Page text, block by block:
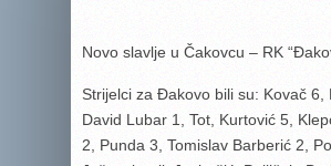
Novo slavlje u Čakovcu – RK
Strijelci za Đakovo bili su: Kovač 6,
David Lubar 1, Tot, Kurtović 5,
2, Punda 3, Tomislav Barberić 2,